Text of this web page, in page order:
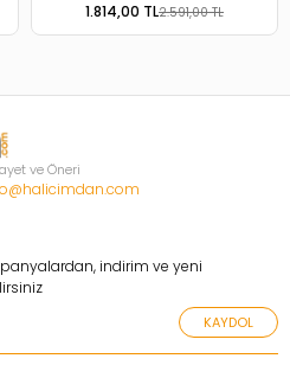
1.814,00 TL2.591,00 TL
ve Öneri
indirim ve yeni
KAYDOL